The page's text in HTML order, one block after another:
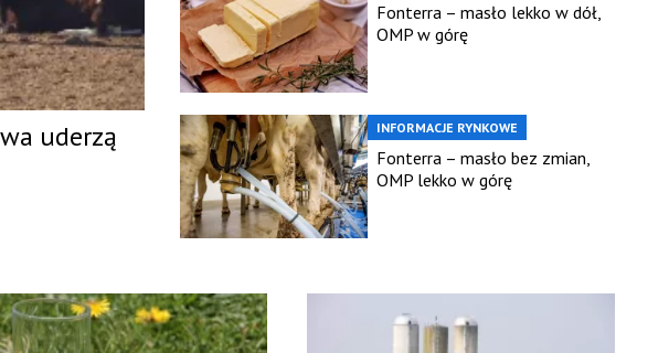
uderzą
Fonterra – masło lekko w dół,
OMP w górę
INFORMACJE RYNKOWE
Fonterra – masło bez zmian,
OMP lekko w górę